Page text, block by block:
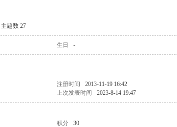
主题数 27
生日 -
注册时间 2013-11-19 16:42
上次发表时间 2023-8-14 19:47
积分 30